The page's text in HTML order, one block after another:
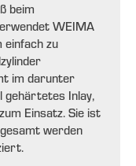
beim
WEIMA
einfach zu
im darunter
gehärtetes Inlay,
Einsatz. Sie ist
werden